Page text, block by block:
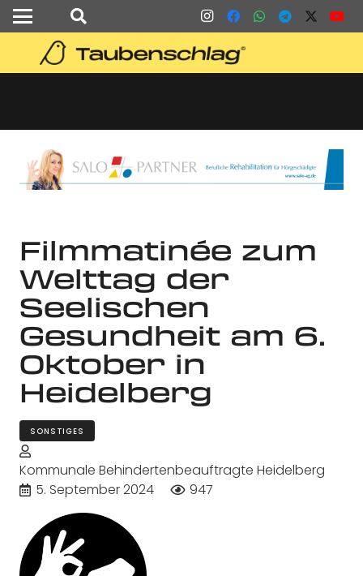
Filmmatinée zum
Welttag der
Seelischen
Gesundheit am 6.
Oktober in
Heidelberg
SONSTIGES
Kommunale Behindertenbeauftragte Heidelberg
5. September 2024
947